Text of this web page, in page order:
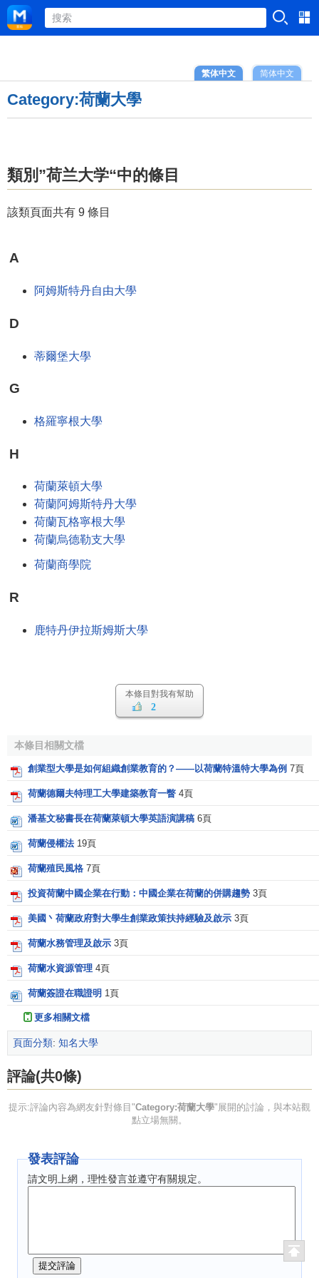
简体中文
繁体中文
Category:荷蘭大學
類別”荷兰大学“中的條目
該類頁面共有 9 條目
A
阿姆斯特丹自由大學
D
蒂爾堡大學
G
格羅寧根大學
H
荷蘭萊頓大學
荷蘭阿姆斯特丹大學
荷蘭瓦格寧根大學
荷蘭烏德勒支大學
荷蘭商學院
R
鹿特丹伊拉斯姆斯大學
本條目對我有幫助
2
本條目相關文檔
創業型大學是如何組織創業教育的？——以荷蘭特溫特大學為例 7頁
荷蘭德爾夫特理工大學建築教育一瞥 4頁
潘基文秘書長在荷蘭萊頓大學英語演講稿 6頁
荷蘭侵權法 19頁
荷蘭殖民風格 7頁
投資荷蘭中國企業在行動：中國企業在荷蘭的併購趨勢 3頁
美國丶荷蘭政府對大學生創業政策扶持經驗及啟示 3頁
荷蘭水務管理及啟示 3頁
荷蘭水資源管理 4頁
荷蘭簽證在職證明 1頁
更多相關文檔
頁面分類: 知名大學
評論(共0條)
提示:評論內容為網友針對條目"Category:荷蘭大學"展開的討論，與本站觀
點立場無關。
發表評論
請文明上網，理性發言並遵守有關規定。